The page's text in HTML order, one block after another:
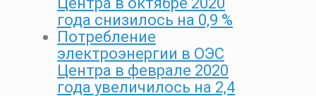
года снизилось на 0,9 %
Потребление
электроэнергии в ОЭС
Центра в феврале 2020
года увеличилось на 2,4